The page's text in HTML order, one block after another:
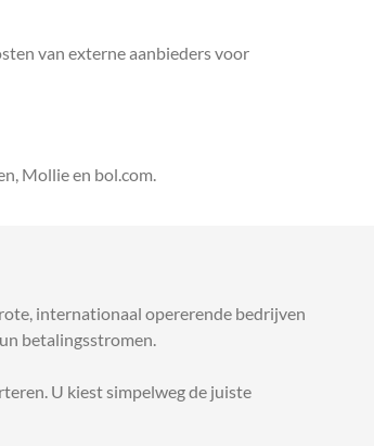
van externe aanbieders voor
Mollie en bol.com.
internationaal opererende bedrijven
betalingsstromen.
U kiest simpelweg de juiste